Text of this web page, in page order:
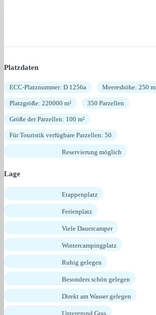
Platzdaten
ECC-Platznummer: D 1256a Meereshöhe: 250 m
Platzgröße: 220000 m² 350 Parzellen
Größe der Parzellen: 100 m²
Für Touristik verfügbare Parzellen: 50
Reservierung möglich
Lage
Etappenplatz
Ferienplatz
Viele Dauercamper
Wintercampingplatz
Ruhig gelegen
Besonders schön gelegen
Direkt am Wasser gelegen
Untergrund Gras